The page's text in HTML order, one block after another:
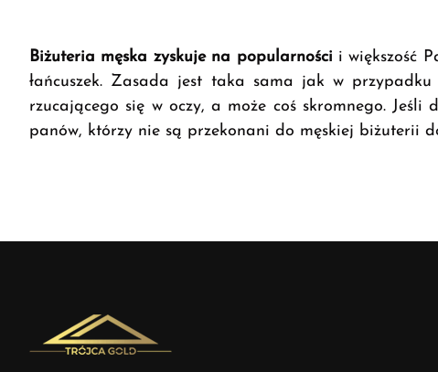
Biżuteria męska zyskuje na popularności i większość
łańcuszek. Zasada jest taka sama jak w
rzucającego się w oczy, a może coś skromnego.
panów, którzy nie są przekonani do męskiej biżuterii